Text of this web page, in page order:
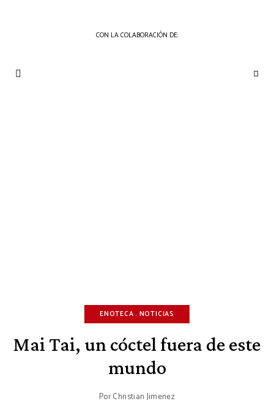
CON LA COLABORACIÓN DE:
ENOTECA NOTICIAS
Mai Tai, un cóctel fuera de este
mundo
PorChristian Jimenez